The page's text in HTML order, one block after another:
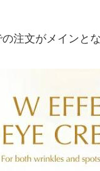
注文がメインとな